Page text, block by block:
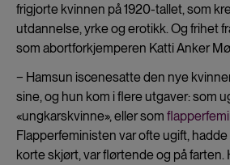
frigjorte kvinnen på 1920-tallet, som
utdannelse, yrke og erotikk. Og frihet
som abortforkjemperen Katti Anker
− Hamsun iscenesatte den nye
sine, og hun kom i flere utgaver: som
«ungkarskvinne», eller som
Flapperfeministen var ofte ugift,
korte skjørt, var flørtende og på farten.